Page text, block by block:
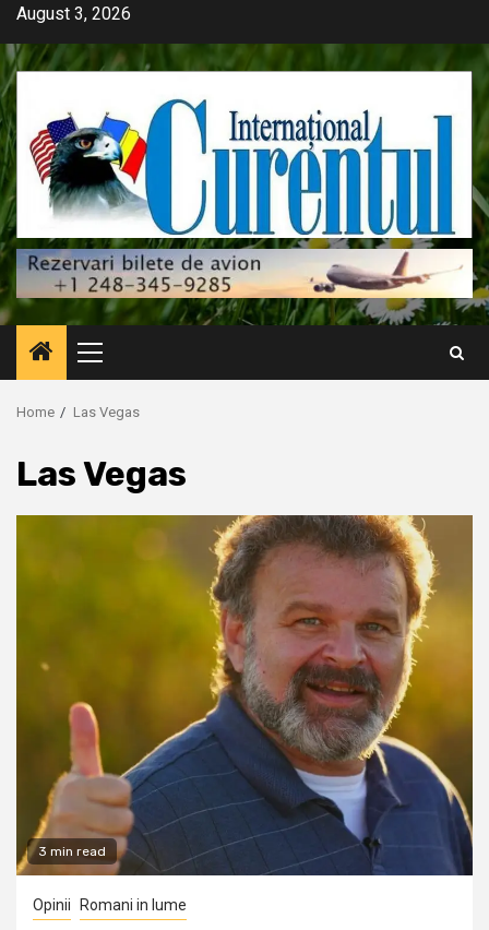
Skip
content
August 3, 2026
Primary
Menu
Home Las Vegas
Las Vegas
3 min read
Opinii Romani in lume